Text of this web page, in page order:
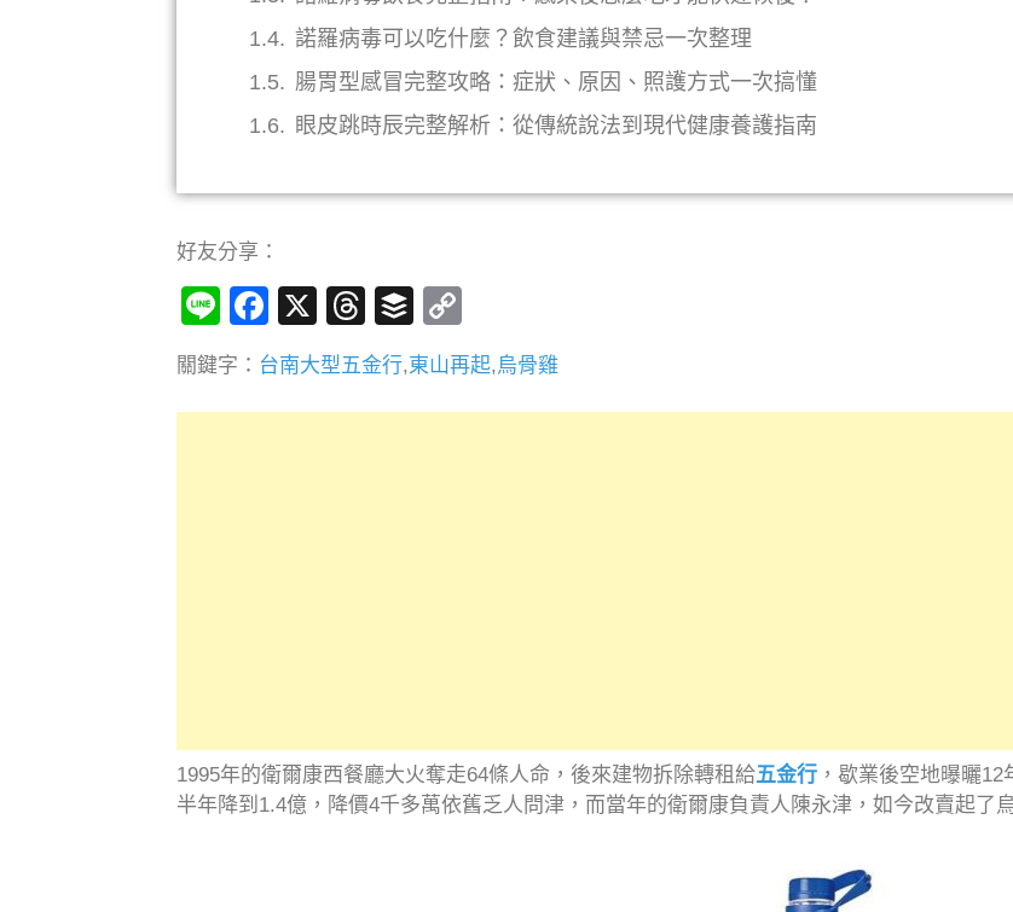
諾羅病毒可以吃什麼？飲食建議與禁忌一次整理
腸胃型感冒完整攻略：症狀、原因、照護方式一次搞懂
眼皮跳時辰完整解析：從傳統說法到現代健康養護指南
好友分享：
LineFacebook
X Threads
Buffer
Link
關鍵字： 台南大型五金行,東山再起,烏骨雞
1995年的衛爾康西餐廳大火奪走64條人命，後來建物拆除轉租給五金行，歇業後空地曝曬12
半年降到1.4億，降價4千多萬依舊乏人問津，而當年的衛爾康負責人陳永津，如今改賣起了